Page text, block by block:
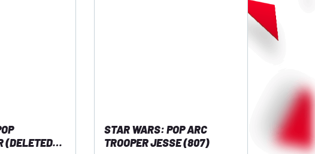
(DELETED
STAR WARS: POP ARC
TROOPER JESSE (807)